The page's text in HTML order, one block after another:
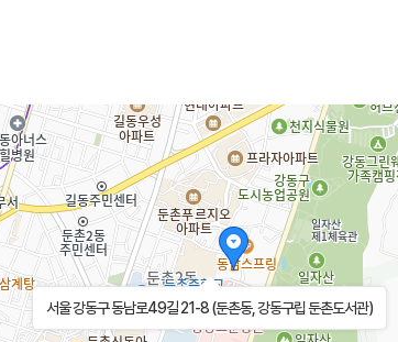
서울 강동구 동남로49길 21-8 (둔촌동, 강동구립 둔촌도서관)